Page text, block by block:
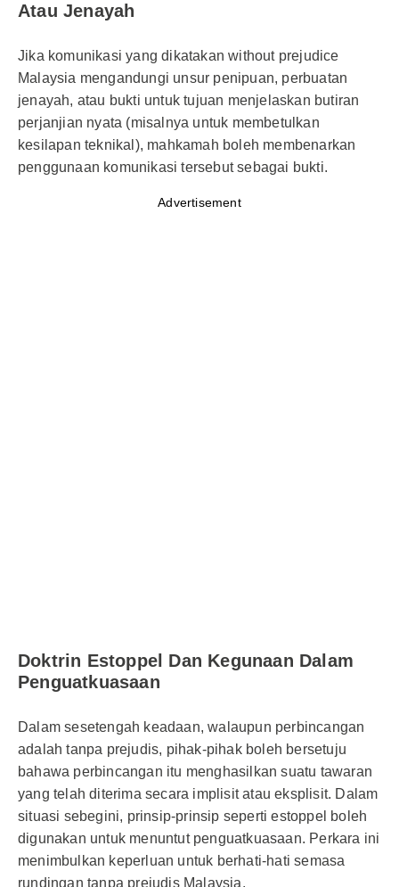
Atau Jenayah
Jika komunikasi yang dikatakan without prejudice
Malaysia mengandungi unsur penipuan, perbuatan
jenayah, atau bukti untuk tujuan menjelaskan butiran
perjanjian nyata (misalnya untuk membetulkan
kesilapan teknikal), mahkamah boleh membenarkan
penggunaan komunikasi tersebut sebagai bukti.
Advertisement
Doktrin Estoppel Dan Kegunaan Dalam
Penguatkuasaan
Dalam sesetengah keadaan, walaupun perbincangan
adalah tanpa prejudis, pihak-pihak boleh bersetuju
bahawa perbincangan itu menghasilkan suatu tawaran
yang telah diterima secara implisit atau eksplisit. Dalam
situasi sebegini, prinsip-prinsip seperti estoppel boleh
digunakan untuk menuntut penguatkuasaan. Perkara ini
menimbulkan keperluan untuk berhati-hati semasa
rundingan tanpa prejudis Malaysia.